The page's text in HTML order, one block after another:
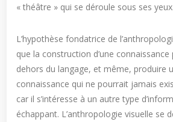
« théâtre » qui se déroule sous ses yeux.
L’hypothèse fondatrice de
que la construction d’une
dehors du langage, et même, produire
connaissance qui ne pourrait jamais
car il s’intéresse à un autre type
échappant. L’anthropologie visuelle se